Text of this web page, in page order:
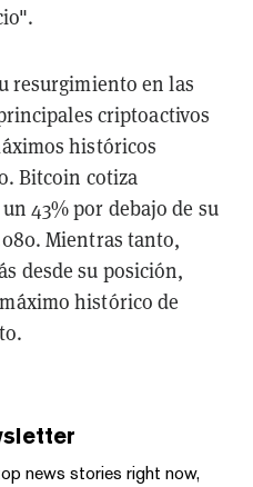
resurgimiento en las
criptoactivos
históricos
Bitcoin cotiza
43% por debajo de su
Mientras tanto,
desde su posición,
histórico de
news stories right now,